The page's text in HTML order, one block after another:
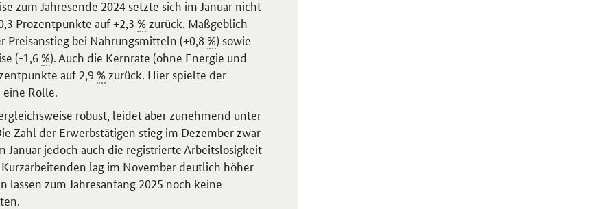
zum Jahresende 2024 setzte sich im Januar nicht
Prozentpunkte auf +2,3 % zurück. Maßgeblich
bei Nahrungsmitteln (+0,8 %) sowie
(-1,6 %). Auch die Kernrate (ohne Energie und
auf 2,9 % zurück. Hier spielte der
Rolle.
robust, leidet aber zunehmend unter
Zahl der Erwerbstätigen stieg im Dezember zwar
jedoch auch die registrierte Arbeitslosigkeit
lag im November deutlich höher
zum Jahresanfang 2025 noch keine